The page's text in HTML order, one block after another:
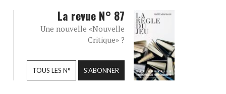
La revue N° 87
Une nouvelle «Nouvelle
Critique» ?
TOUS LES N° S'ABONNER